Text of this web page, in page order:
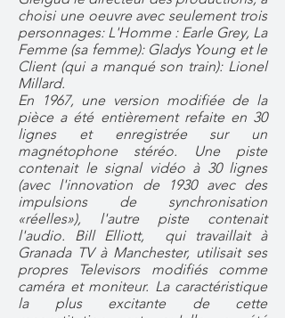
choisi une oeuvre avec seulement trois
personnages: L'Homme : Earle Grey, La
Femme (sa femme): Gladys Young et le
Client (qui a manqué son train): Lionel
Millard.
En 1967, une version modifiée de la
pièce a été entièrement refaite en 30
lignes et enregistrée sur un
magnétophone stéréo. Une piste
contenait le signal vidéo à 30 lignes
(avec l'innovation de 1930 avec des
impulsions de synchronisation
«réelles»), l'autre piste contenait
l'audio. Bill Elliott, qui travaillait à
Granada TV à Manchester, utilisait ses
propres Televisors modifiés comme
caméra et moniteur. La caractéristique
la plus excitante de cette